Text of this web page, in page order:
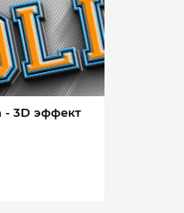
- 3D эффект